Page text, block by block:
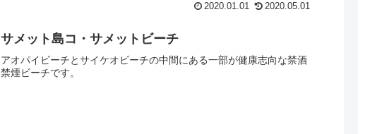
2020.01.01 2020.05.01
サメット島コ・サメットビーチ
アオパイビーチとサイケオビーチの中間にある一部が健康志向な禁酒
禁煙ビーチです。